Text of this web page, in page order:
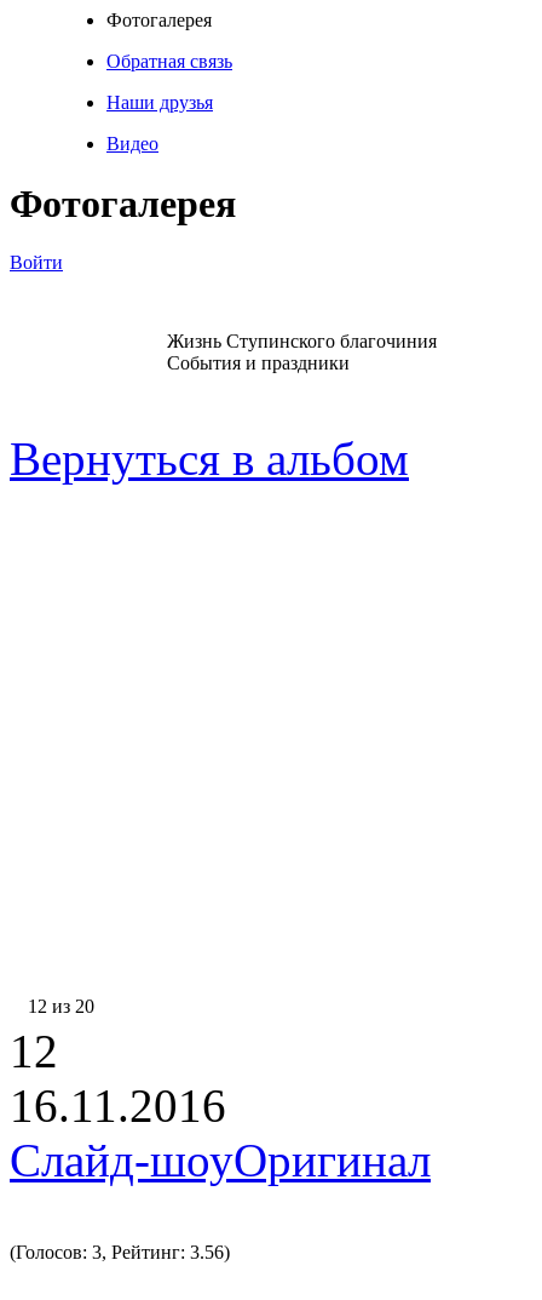
Фотогалерея
Обратная связь
Наши друзья
Видео
Фотогалерея
Войти
Жизнь Ступинского благочиния
События и праздники
Вернуться в альбом
12 из 20
12
16.11.2016
Слайд-шоуОригинал
(Голосов: 3, Рейтинг: 3.56)